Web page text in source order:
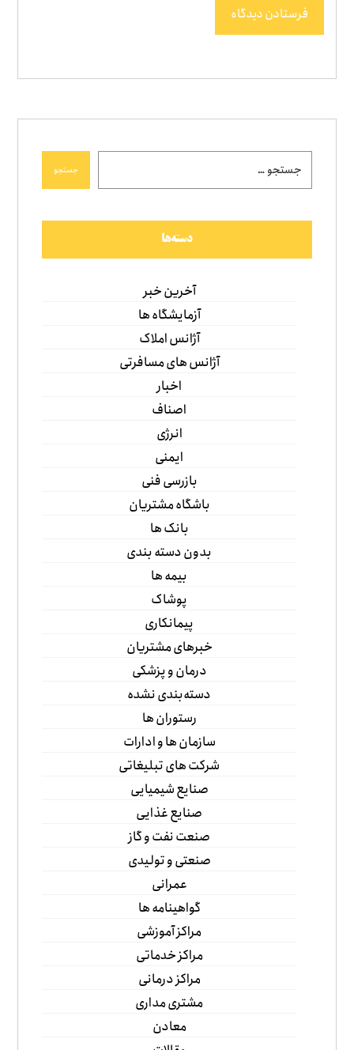
فرستادن دیدگاه
جستجو
دسته‌ها
آخرین خبر
آزمایشگاه ها
آژانس املاک
آژانس های مسافرتی
اخبار
اصناف
انرژی
ایمنی
بازرسی فنی
باشگاه مشتریان
بانک ها
بدون دسته بندی
بیمه ها
پوشاک
پیمانکاری
خبرهای مشتریان
درمان و پزشکی
دسته‌بندی نشده
رستوران ها
سازمان ها و ادارات
شرکت های تبلیغاتی
صنایع شیمیایی
صنایع غذایی
صنعت نفت و گاز
صنعتی و تولیدی
عمرانی
گواهینامه ها
مراکز آموزشی
مراکز خدماتی
مراکز درمانی
مشتری مداری
معادن